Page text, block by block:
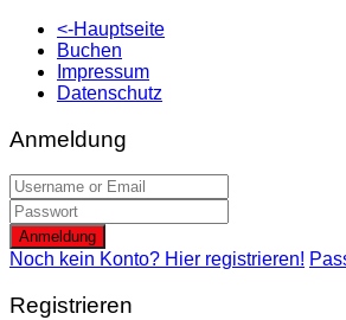
<-Hauptseite
Buchen
Impressum
Datenschutz
Anmeldung
Anmeldung
Noch kein Konto? Hier registrieren!
Registrieren